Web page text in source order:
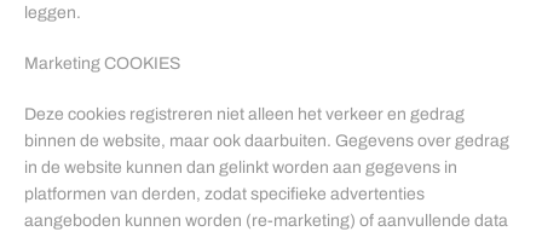
leggen.
Marketing COOKIES
Deze cookies registreren niet alleen het verkeer en gedrag
binnen de website, maar ook daarbuiten. Gegevens over gedrag
in de website kunnen dan gelinkt worden aan gegevens in
platformen van derden, zodat specifieke advertenties
aangeboden kunnen worden (re-marketing) of aanvullende data